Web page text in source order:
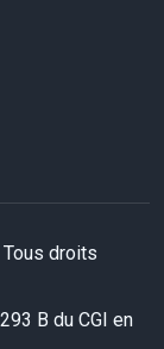
Tous droits
B du CGI en